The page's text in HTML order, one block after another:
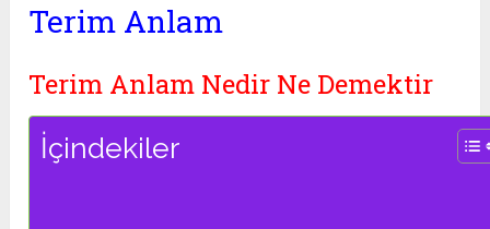
Terim Anlam
Terim Anlam Nedir Ne Demektir
İçindekiler